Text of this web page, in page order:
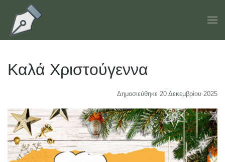
Skip to main content
Καλά Χριστούγεννα
Δημοσιεύθηκε 20 Δεκεμβρίου 2025